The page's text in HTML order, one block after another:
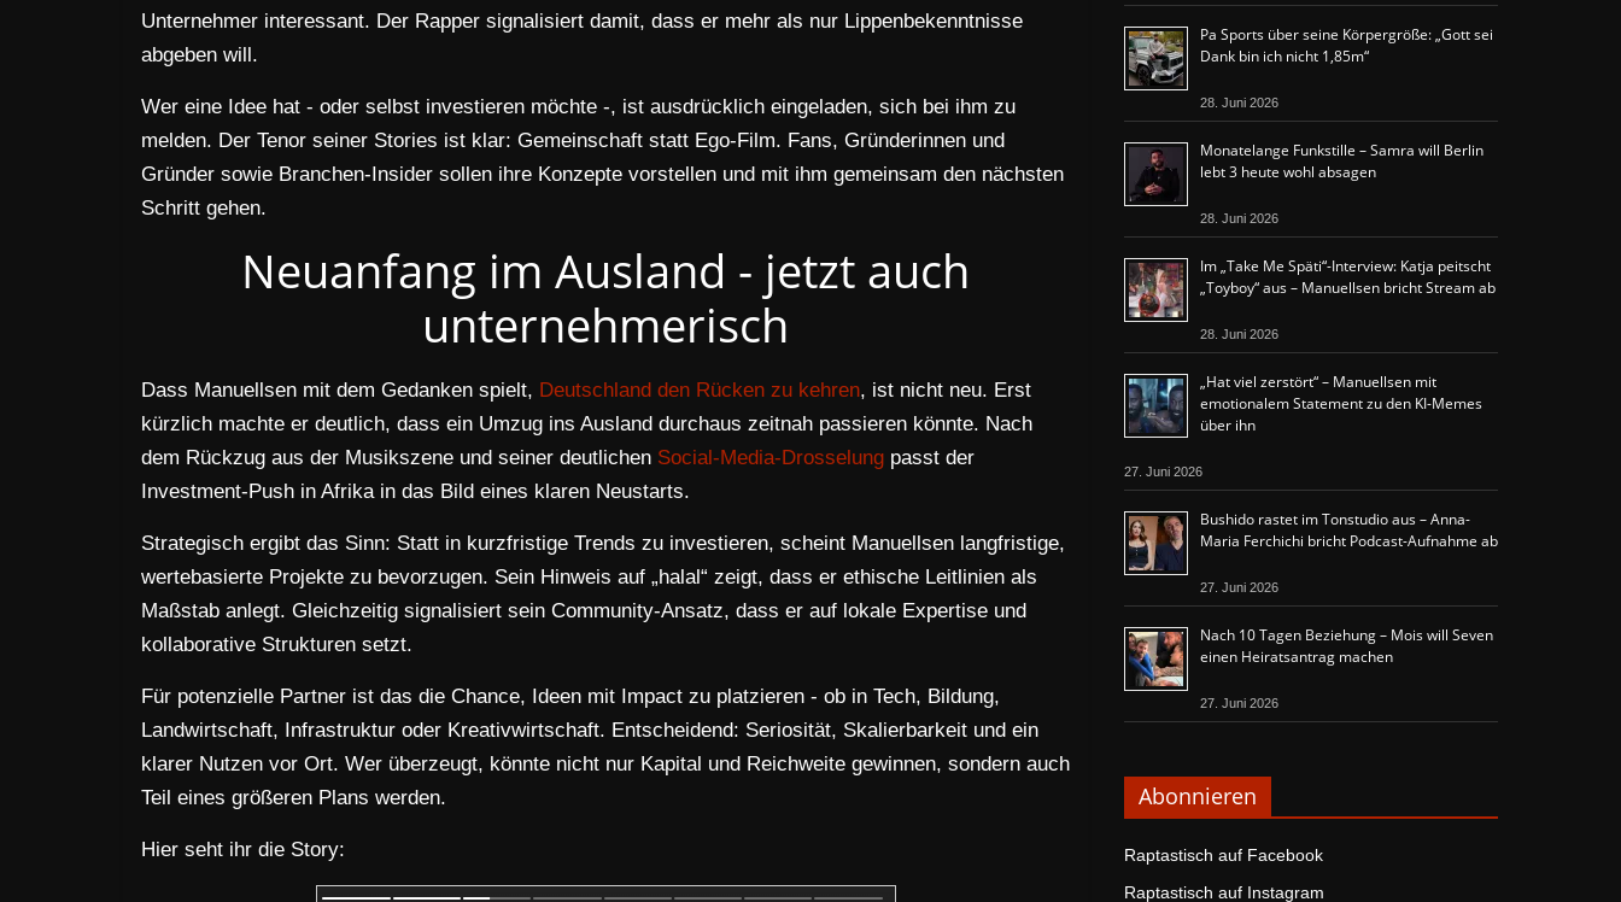
Unternehmer interessant. Der Rapper signalisiert damit, dass er mehr als nur Lippenbekenntnisse
abgeben will.
Wer eine Idee hat - oder selbst investieren möchte -, ist ausdrücklich eingeladen, sich bei ihm zu
melden. Der Tenor seiner Stories ist klar: Gemeinschaft statt Ego-Film. Fans, Gründerinnen und
Gründer sowie Branchen-Insider sollen ihre Konzepte vorstellen und mit ihm gemeinsam den nächsten
Schritt gehen.
Neuanfang im Ausland - jetzt auch
unternehmerisch
Dass Manuellsen mit dem Gedanken spielt, Deutschland den Rücken zu kehren, ist nicht neu. Erst
kürzlich machte er deutlich, dass ein Umzug ins Ausland durchaus zeitnah passieren könnte. Nach
dem Rückzug aus der Musikszene und seiner deutlichen Social-Media-Drosselung passt der
Investment-Push in Afrika in das Bild eines klaren Neustarts.
Strategisch ergibt das Sinn: Statt in kurzfristige Trends zu investieren, scheint Manuellsen langfristige,
wertebasierte Projekte zu bevorzugen. Sein Hinweis auf „halal“ zeigt, dass er ethische Leitlinien als
Maßstab anlegt. Gleichzeitig signalisiert sein Community-Ansatz, dass er auf lokale Expertise und
kollaborative Strukturen setzt.
Für potenzielle Partner ist das die Chance, Ideen mit Impact zu platzieren - ob in Tech, Bildung,
Landwirtschaft, Infrastruktur oder Kreativwirtschaft. Entscheidend: Seriosität, Skalierbarkeit und ein
klarer Nutzen vor Ort. Wer überzeugt, könnte nicht nur Kapital und Reichweite gewinnen, sondern auch
Teil eines größeren Plans werden.
Hier seht ihr die Story:
Pa Sports über seine Körpergröße: „Gott sei
Dank bin ich nicht 1,85m“
28. Juni 2026
Monatelange Funkstille – Samra will Berlin
lebt 3 heute wohl absagen
28. Juni 2026
Im „Take Me Späti“-Interview: Katja peitscht
„Toyboy“ aus – Manuellsen bricht Stream ab
28. Juni 2026
„Hat viel zerstört“ – Manuellsen mit
emotionalem Statement zu den KI-Memes
über ihn
27. Juni 2026
Bushido rastet im Tonstudio aus – Anna-
Maria Ferchichi bricht Podcast-Aufnahme ab
27. Juni 2026
Nach 10 Tagen Beziehung – Mois will Seven
einen Heiratsantrag machen
27. Juni 2026
Abonnieren
Raptastisch auf Facebook
Raptastisch auf Instagram